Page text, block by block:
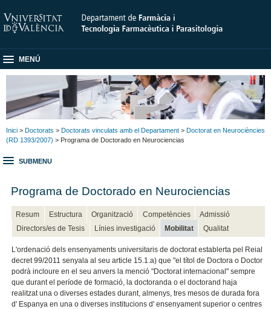
MENÚ
Inici > Doctorats > Doctorats vinculats amb el Departament > Doctorat en Neurociències
(RD 1393/2007) > Programa de Doctorado en Neurociencias
SUBMENU
Programa de Doctorado en Neurociencias
Resum Estructura Organització Competències
Admissió
Directors/es de Tesis
Línies investigació Mobilitat Qualitat
L'ordenació dels ensenyaments universitaris de doctorat establerta pel Reial
decret 99/2011 senyala al seu article 15.1.a) que "el títol de Doctora o Doctor
podrà incloure en el seu anvers la menció "Doctorat internacional" sempre
que durant el període de formació, la doctoranda o el doctorand haja
realitzat una o diverses estades durant, almenys, tres mesos de durada fora
d' Espanya en una o diverses institucions d' ensenyament superior o centres